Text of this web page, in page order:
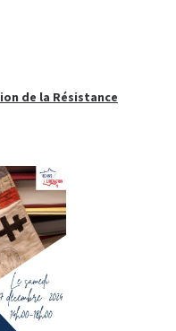
de la Résistance